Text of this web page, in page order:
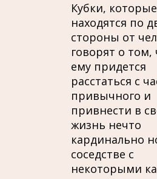
Кубки, которые
находятся по
стороны от
говорят о том,
ему придется
расстаться с
привычного и
привнести в
жизнь нечто
кардинально
соседстве с
некоторыми